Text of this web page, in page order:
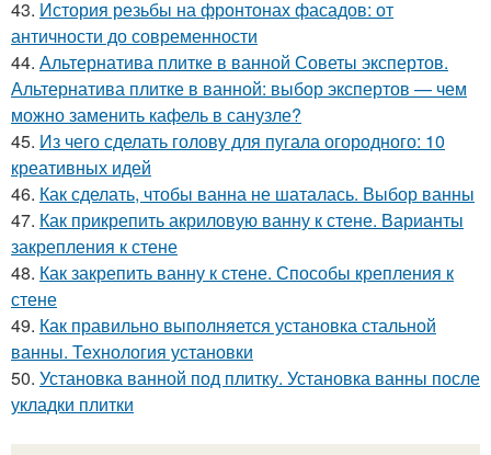
43. История резьбы на фронтонах фасадов: от
античности до современности
44. Альтернатива плитке в ванной Советы экспертов.
Альтернатива плитке в ванной: выбор экспертов — чем
можно заменить кафель в санузле?
45. Из чего сделать голову для пугала огородного: 10
креативных идей
46. Как сделать, чтобы ванна не шаталась. Выбор ванны
47. Как прикрепить акриловую ванну к стене. Варианты
закрепления к стене
48. Как закрепить ванну к стене. Способы крепления к
стене
49. Как правильно выполняется установка стальной
ванны. Технология установки
50. Установка ванной под плитку. Установка ванны после
укладки плитки